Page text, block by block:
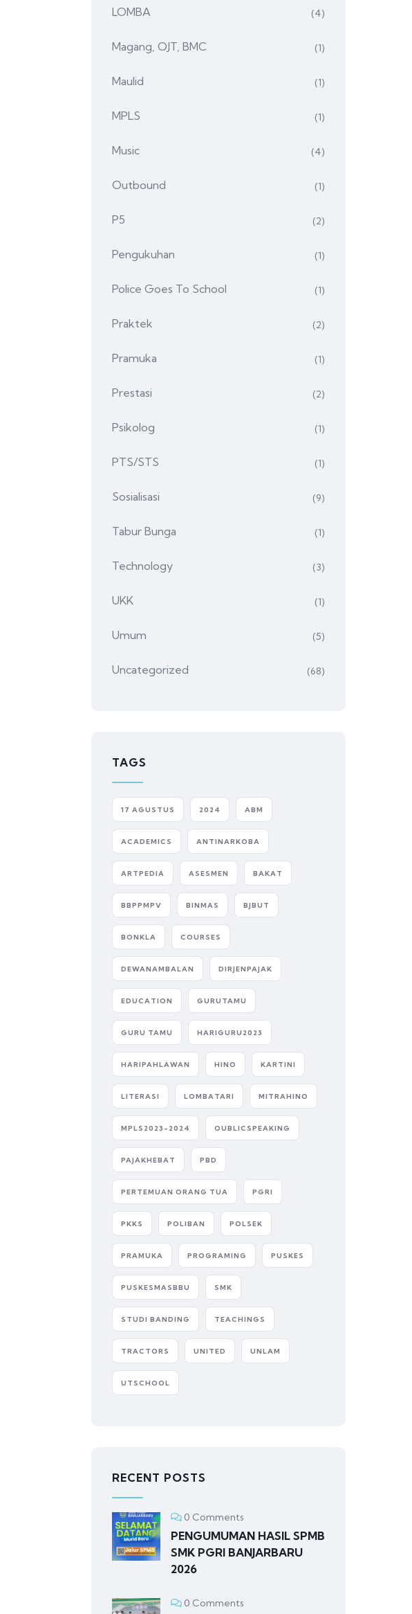
LOMBA (4)
Magang, OJT, BMC (1)
Maulid (1)
MPLS (1)
Music (4)
Outbound (1)
P5 (2)
Pengukuhan (1)
Police Goes To School (1)
Praktek (2)
Pramuka (1)
Prestasi (2)
Psikolog (1)
PTS/STS (1)
Sosialisasi (9)
Tabur Bunga (1)
Technology (3)
UKK (1)
Umum (5)
Uncategorized (68)
TAGS
17 AGUSTUS 2024 ABM
ACADEMICS ANTINARKOBA
ARTPEDIA ASESMEN BAKAT
BBPPMPV BINMAS BJBUT
BONKLA COURSES
DEWANAMBALAN DIRJENPAJAK
EDUCATION GURUTAMU
GURU TAMU HARIGURU2023
HARIPAHLAWAN HINO KARTINI
LITERASI LOMBATARI MITRAHINO
MPLS2023-2024 OUBLICSPEAKING
PAJAKHEBAT PBD
PERTEMUAN ORANG TUA PGRI
PKKS POLIBAN POLSEK
PRAMUKA PROGRAMING PUSKES
PUSKESMASBBU SMK
STUDI BANDING TEACHINGS
TRACTORS UNITED UNLAM
UTSCHOOL
RECENT POSTS
0 Comments
PENGUMUMAN HASIL SPMB
SMK PGRI BANJARBARU
2026
0 Comments